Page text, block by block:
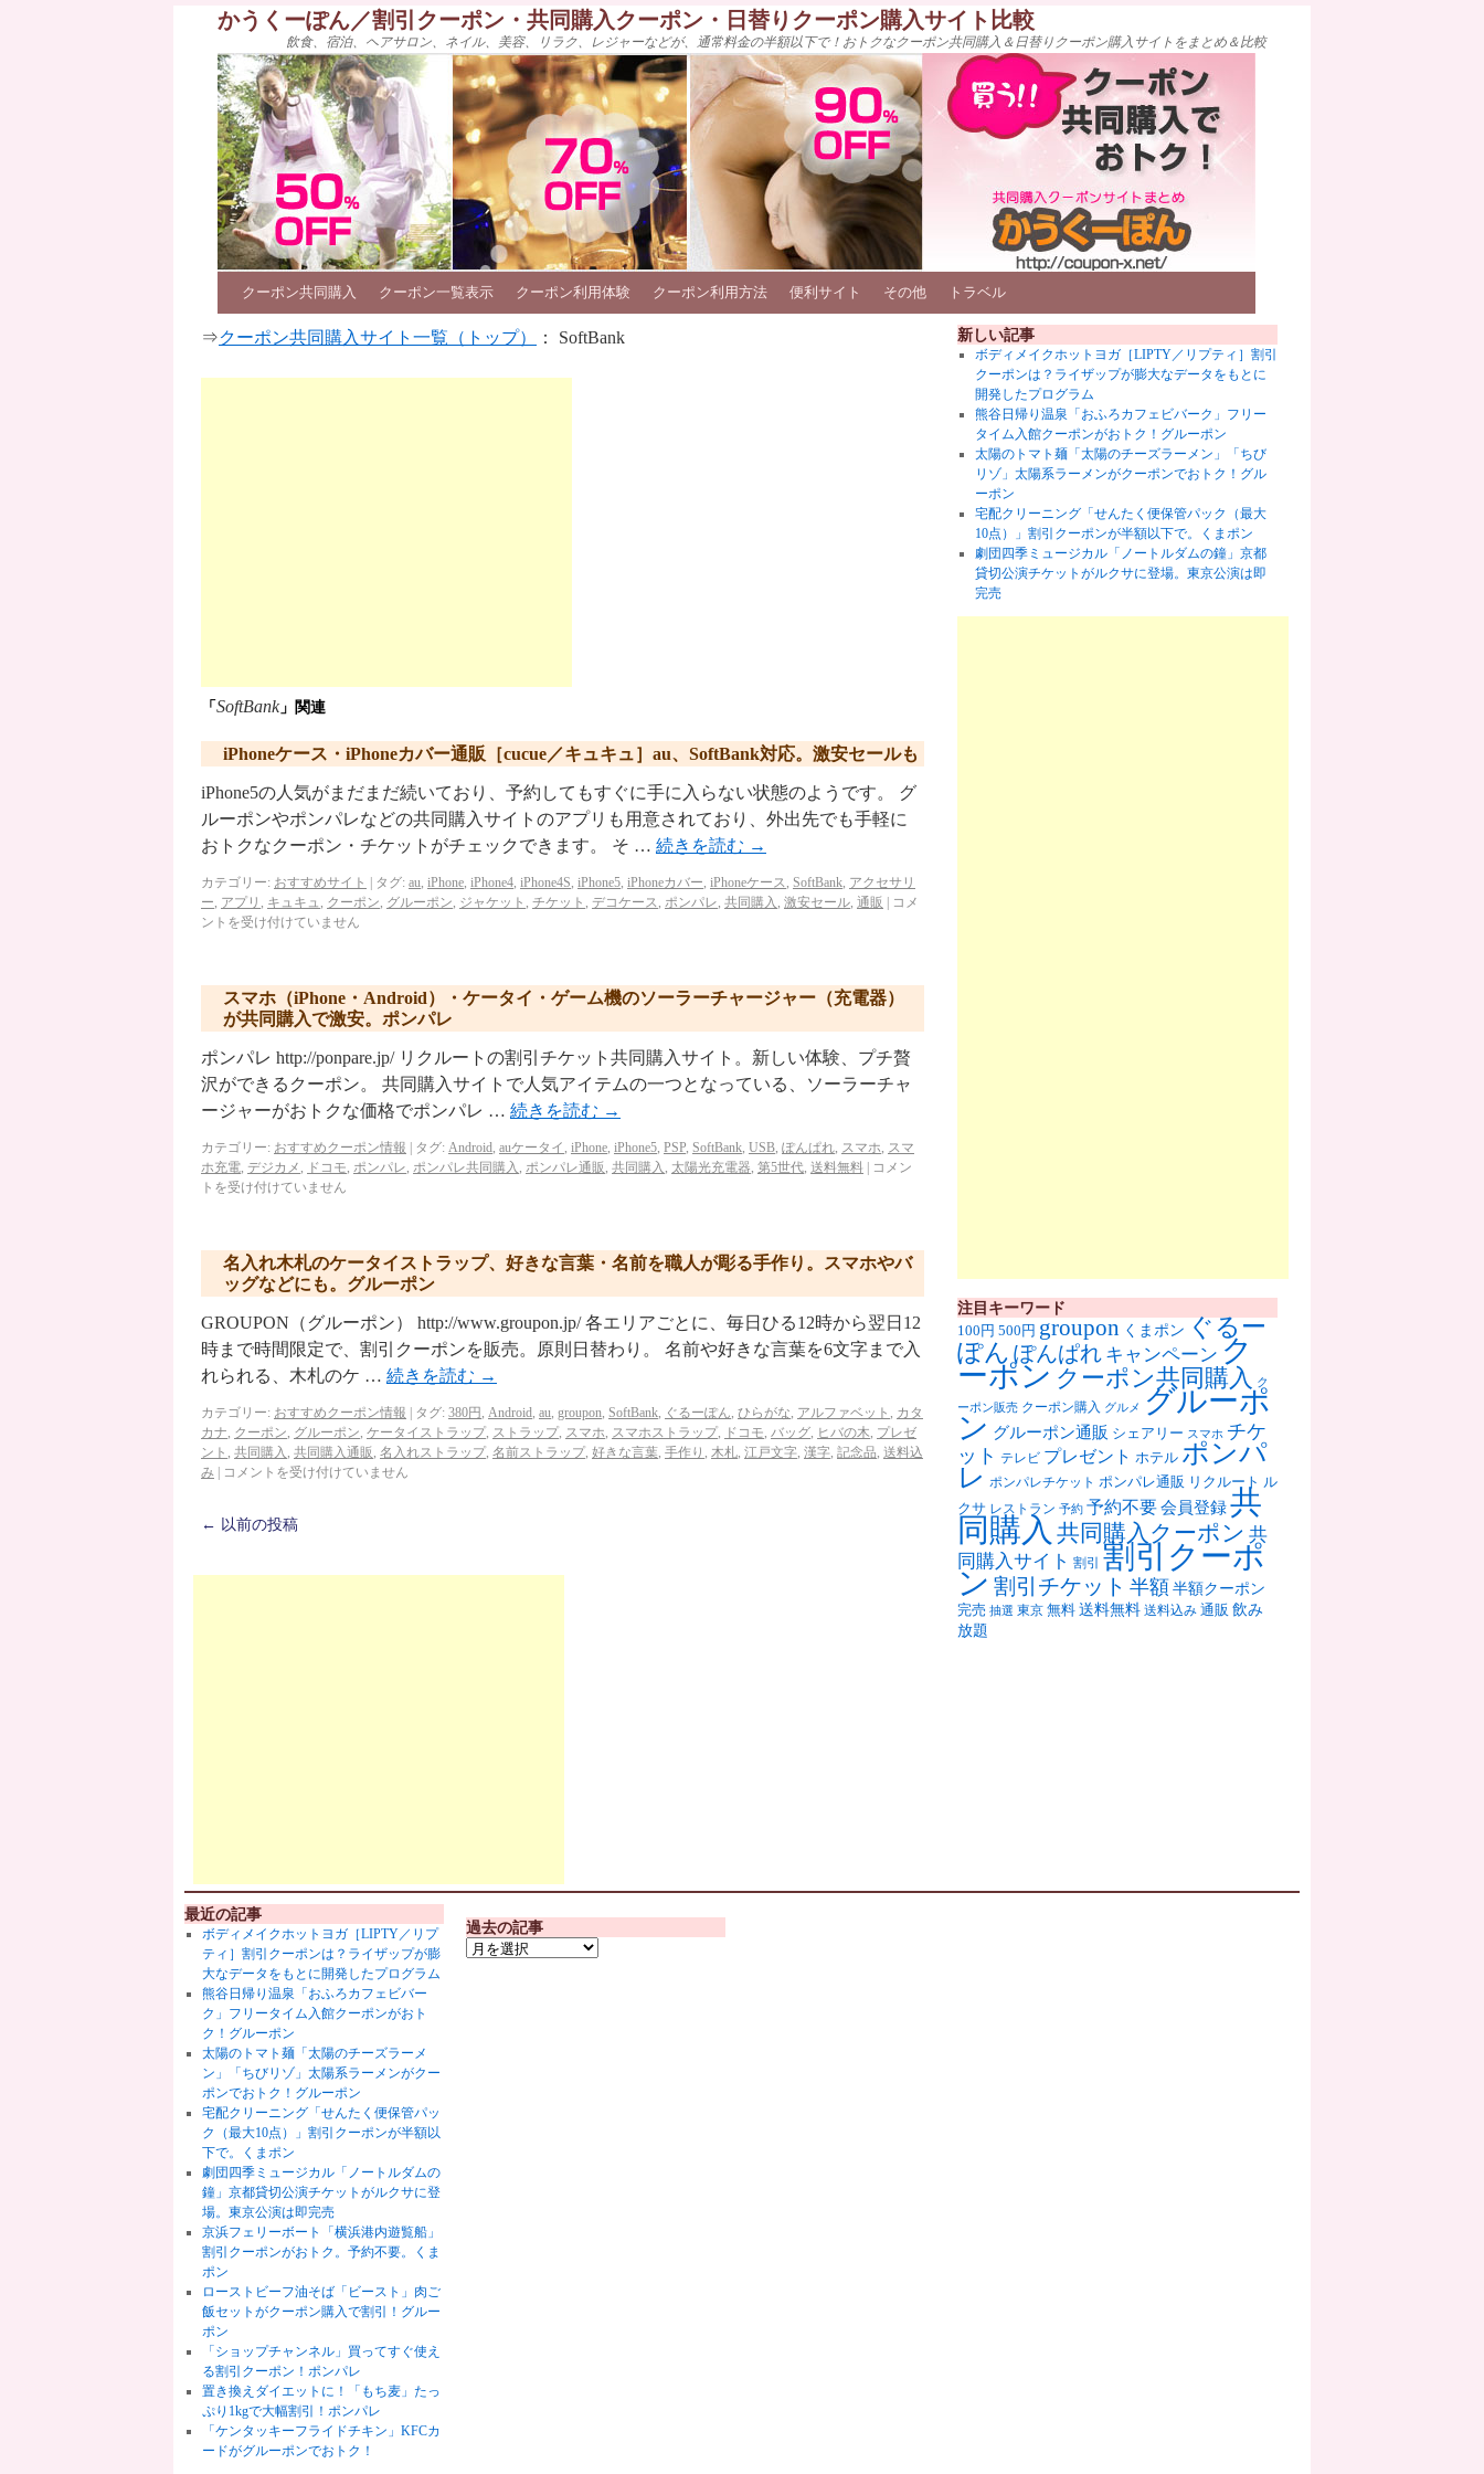
かうくーぽん／割引クーポン・共同購入クーポン・日替りクーポン購入サイト比較
飲食、宿泊、ヘアサロン、ネイル、美容、リラク、レジャーなどが、通常料金の半額以下で！おトクなクーポン共同購入＆日替りクーポン購入サイトをまとめ＆比較
クーポン共同購入 クーポン一覧表示 クーポン利用体験 クーポン利用方法 便利サイト その他 トラベル
⇒クーポン共同購入サイト一覧（トップ） ： SoftBank
「 SoftBank」関連
iPhoneケース・iPhoneカバー通販［cucue／キュキュ］au、SoftBank対応。激安セールも
iPhone5の人気がまだまだ続いており、予約してもすぐに手に入らない状態のようです。 グ
ルーポンやポンパレなどの共同購入サイトのアプリも用意されており、外出先でも手軽に
おトクなクーポン・チケットがチェックできます。 そ … 続きを読む →
カテゴリー: おすすめサイト タグ: au, iPhone, iPhone4, iPhone4S, iPhone5, iPhoneカバー, iPhoneケース, SoftBank, アクセサリ
ー, アプリ , キュキュ , クーポン, グルーポン, ジャケット , チケット , デコケース, ポンパレ, 共同購入 , 激安セール, 通販
コメ
ントを受け付けていません
スマホ（iPhone・Android）・ケータイ・ゲーム機のソーラーチャージャー（充電器）
が共同購入で激安。ポンパレ
ポンパレ http://ponpare.jp/ リクルートの割引チケット共同購入サイト。新しい体験、プチ贅
沢ができるクーポン。 共同購入サイトで人気アイテムの一つとなっている、ソーラーチャ
ージャーがおトクな価格でポンパレ … 続きを読む →
カテゴリー: おすすめクーポン情報 タグ: Android, auケータイ , iPhone, iPhone5, PSP, SoftBank, USB, ぽんぱれ, スマホ, スマ
ホ充電, デジカメ , ドコモ, ポンパレ, ポンパレ共同購入 , ポンパレ通販 , 共同購入 , 太陽光充電器, 第5世代, 送料無料
コメン
トを受け付けていません
名入れ木札のケータイストラップ、好きな言葉・名前を職人が彫る手作り。スマホやバ
ッグなどにも。グルーポン
GROUPON（グルーポン） http://www.groupon.jp/ 各エリアごとに、毎日ひる12時から翌日12
時まで時間限定で、割引クーポンを販売。原則日替わり。 名前や好きな言葉を6文字まで入
れられる、木札のケ … 続きを読む →
カテゴリー: おすすめクーポン情報 タグ: 380円 , Android, au, groupon, SoftBank, ぐるーぽん, ひらがな, アルファベット , カタ
カナ, クーポン, グルーポン, ケータイストラップ, ストラップ, スマホ, スマホストラップ, ドコモ, バッグ, ヒバの木, プレゼ
ント , 共同購入 , 共同購入通販 , 名入れストラップ, 名前ストラップ, 好きな言葉, 手作り , 木札, 江戸文字, 漢字, 記念品, 送料込
み
コメントを受け付けていません
← 以前の投稿
新しい記事
ボディメイクホットヨガ［LIPTY／リプティ］割引
クーポンは？ライザップが膨大なデータをもとに
開発したプログラム
熊谷日帰り温泉「おふろカフェビバーク」フリー
タイム入館クーポンがおトク！グルーポン
太陽のトマト麺「太陽のチーズラーメン」「ちび
リゾ」太陽系ラーメンがクーポンでおトク！グル
ーポン
宅配クリーニング「せんたく便保管パック（最大
10点）」割引クーポンが半額以下で。くまポン
劇団四季ミュージカル「ノートルダムの鐘」京都
貸切公演チケットがルクサに登場。東京公演は即
完売
注目キーワード
100円 500円 groupon くまポン ぐるー
ぽん ぽんぱれ キャンペーン ク
ーポン クーポン共同購入 ク
ーポン販売 クーポン購入 グルメ グルーポ
ン グルーポン通販 シェアリー スマホ チケ
ット テレビ プレゼント ホテル ポンパ
レ ポンパレチケット ポンパレ通販 リクルート ル
クサ レストラン 予約 予約不要会員登録共
同購入 共同購入クーポン 共
同購入サイト 割引 割引クーポ
ン 割引チケット 半額 半額クーポン
完売 抽選 東京 無料 送料無料 送料込み 通販 飲み
放題
最近の記事
ボディメイクホットヨガ［LIPTY／リプ
ティ］割引クーポンは？ライザップが膨
大なデータをもとに開発したプログラム
熊谷日帰り温泉「おふろカフェビバー
ク」フリータイム入館クーポンがおト
ク！グルーポン
太陽のトマト麺「太陽のチーズラーメ
ン」「ちびリゾ」太陽系ラーメンがクー
ポンでおトク！グルーポン
宅配クリーニング「せんたく便保管パッ
ク（最大10点）」割引クーポンが半額以
下で。くまポン
劇団四季ミュージカル「ノートルダムの
鐘」京都貸切公演チケットがルクサに登
場。東京公演は即完売
京浜フェリーボート「横浜港内遊覧船」
割引クーポンがおトク。予約不要。くま
ポン
ローストビーフ油そば「ビースト」肉ご
飯セットがクーポン購入で割引！グルー
ポン
「ショップチャンネル」買ってすぐ使え
る割引クーポン！ポンパレ
置き換えダイエットに！「もち麦」たっ
ぷり1kgで大幅割引！ポンパレ
「ケンタッキーフライドチキン」KFCカ
ードがグルーポンでおトク！
過去の記事